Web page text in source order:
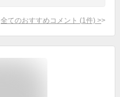
全てのおすすめコメント (1 件) >